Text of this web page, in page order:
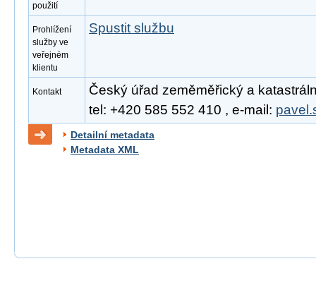
použití
Prohlížení
služby ve
veřejném
klientu
Spustit službu
Kontakt
Český úřad zeměměřický a
tel: +420 585 552 410 , e-mail:
Detailní metadata
Metadata XML